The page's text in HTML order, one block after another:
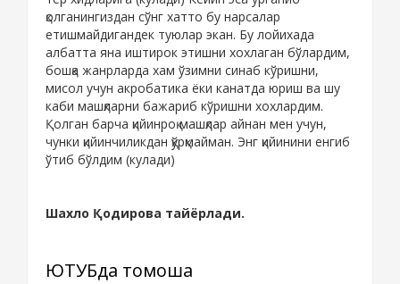
қолганингиздан сўнг хатто бу нарсалар
етишмайдигандек туюлар экан. Бу лойихада
албатта яна иштирок этишни хохлаган бўлардим,
бошқа жанрларда хам ўзимни синаб кўришни,
мисол учун акробатика ёки канатда юриш ва шу
каби машқларни бажариб кўришни хохлардим.
Қолган барча қийинроқ машқлар айнан мен учун,
чунки қийинчиликдан қўрқмайман. Энг қийинини енгиб
ўтиб бўлдим (кулади)
Шахло Қодирова тайёрлади.
ЮТУБда томоша